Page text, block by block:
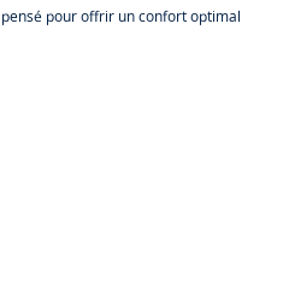
pour offrir un confort optimal